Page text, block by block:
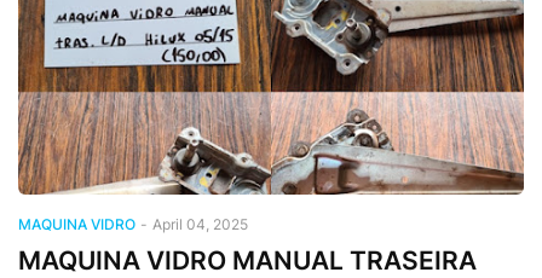
MAQUINA VIDRO - April 04, 2025
MAQUINA VIDRO MANUAL TRASEIRA